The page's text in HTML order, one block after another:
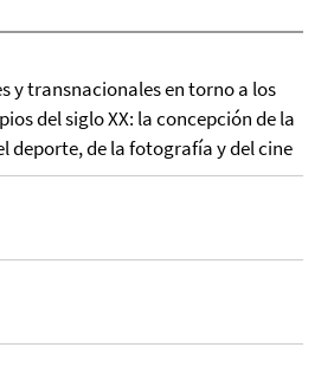
y transnacionales en torno a los
del siglo XX: la concepción de la
deporte, de la fotografía y del cine